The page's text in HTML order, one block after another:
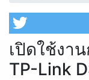
เปิดใช้งา
TP-Link